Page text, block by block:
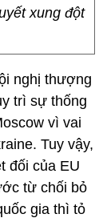
xung đột
nghị thượng
trì sự thống
vì vai
Tuy vậy,
đối của EU
từ chối bỏ
gia thì tỏ